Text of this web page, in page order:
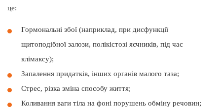
це:
Гормональні збої (наприклад, при дисфункції
щитоподібної залози, полікістозі яєчників, під час
клімаксу);
Запалення придатків, інших органів малого таза;
Стрес, різка зміна способу життя;
Коливання ваги тіла на фоні порушень обміну речовин;